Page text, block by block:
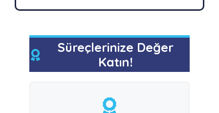
Süreçlerinize Değer
Katın!